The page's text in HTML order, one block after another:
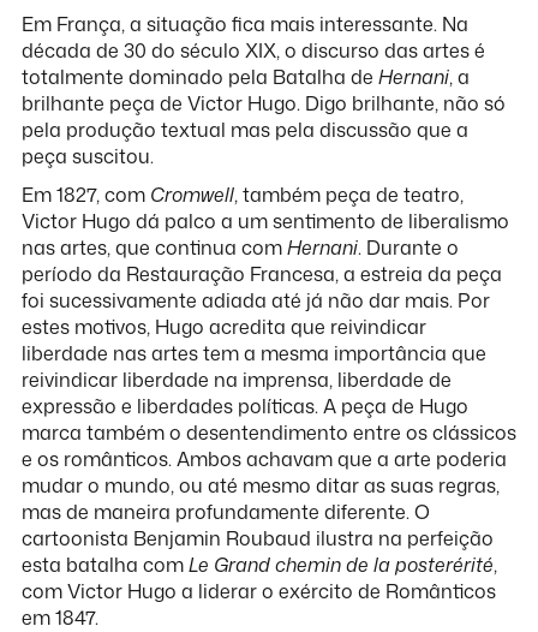
Em França, a situação fica mais interessante. Na
década de 30 do século XIX, o discurso das artes é
totalmente dominado pela Batalha de Hernani, a
brilhante peça de Victor Hugo. Digo brilhante, não só
pela produção textual mas pela discussão que a
peça suscitou.
Em 1827, com Cromwell, também peça de teatro,
Victor Hugo dá palco a um sentimento de liberalismo
nas artes, que continua comHernani. Durante o
período da Restauração Francesa, a estreia da peça
foi sucessivamente adiada até já não dar mais. Por
estes motivos, Hugo acredita que reivindicar
liberdade nas artes tem a mesma importância que
reivindicar liberdade na imprensa, liberdade de
expressão e liberdades políticas. A peça de Hugo
marca também o desentendimento entre os clássicos
e os românticos. Ambos achavam que a arte poderia
mudar o mundo, ou até mesmo ditar as suas regras,
mas de maneira profundamente diferente. O
cartoonista Benjamin Roubaud ilustra na perfeição
esta batalha comLe Grand chemin de la posterérité,
com Victor Hugo a liderar o exército de Românticos
em 1847.